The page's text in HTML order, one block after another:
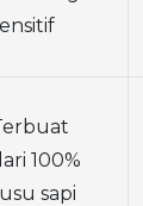
100%
sapi